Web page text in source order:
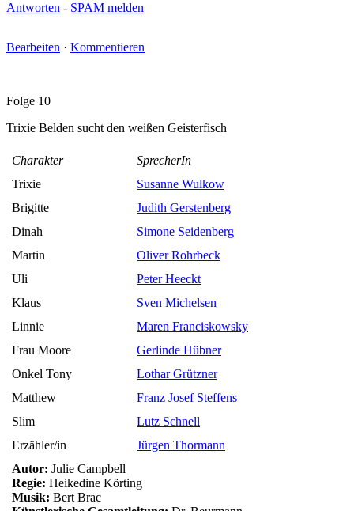
Antworten - SPAM melden
Bearbeiten · Kommentieren
Folge 10
Trixie Belden sucht den weißen Geisterfisch
Charakter
SprecherIn
Trixie
Susanne Wulkow
Brigitte
Judith Gerstenberg
Dinah
Simone Seidenberg
Martin
Oliver Rohrbeck
Uli
Peter Heeckt
Klaus
Sven Michelsen
Linnie
Maren Franciskowsky
Frau Moore
Gerlinde Hübner
Onkel Tony
Lothar Grützner
Matthew
Franz Josef Steffens
Slim
Lutz Schnell
Erzähler/in
Jürgen Thormann
Autor: Julie Campbell
Regie: Heikedine Körting
Musik: Bert Brac